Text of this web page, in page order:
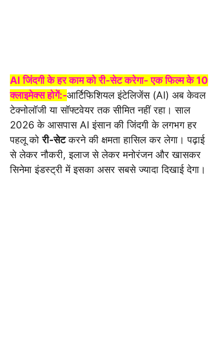
AI जिंदगी के हर काम को री-सेट करेगा- एक फिल्म के 10
क्लाइमेक्स होगें:-आर्टिफिशियल इंटेलिजेंस (AI) अब केवल
टेक्नोलॉजी या सॉफ्टवेयर तक सीमित नहीं रहा। साल
2026 के आसपास AI इंसान की जिंदगी के लगभग हर
पहलू कोरी-सेटकरने की क्षमता हासिल कर लेगा। पढ़ाई
से लेकर नौकरी, इलाज से लेकर मनोरंजन और खासकर
सिनेमा इंडस्ट्री में इसका असर सबसे ज्यादा दिखाई देगा।